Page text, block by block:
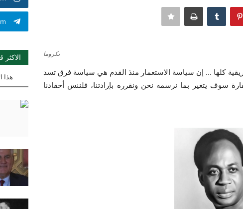
نكروما
كلها ... إن سياسة الاستعمار منذ القدم هي سياسة فرق تسد
سوف يتغير بما نرسمه نحن ونقرره بإرادتنا، فلننس أحقادنا
الاكثر
هذا